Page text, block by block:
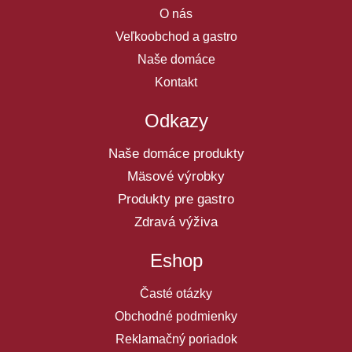
O nás
Veľkoobchod a gastro
Naše domáce
Kontakt
Odkazy
Naše domáce produkty
Mäsové výrobky
Produkty pre gastro
Zdravá výživa
Eshop
Časté otázky
Obchodné podmienky
Reklamačný poriadok